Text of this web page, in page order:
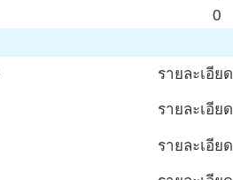
0
รายละเอียด
รายละเอียด
รายละเอียด